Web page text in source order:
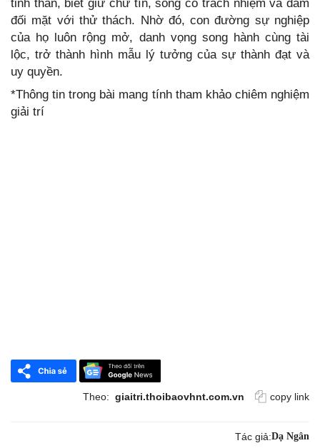
tinh thần, biết giữ chữ tín, sống có trách nhiệm và dám
đối mặt với thử thách. Nhờ đó, con đường sự nghiệp
của họ luôn rộng mở, danh vọng song hành cùng tài
lộc, trở thành hình mẫu lý tưởng của sự thành đạt và
uy quyền.
*Thông tin trong bài mang tính tham khảo chiêm nghiệm
giải trí
Theo: giaitri.thoibaovhnt.com.vn copy link
Tác giả:Dạ Ngân